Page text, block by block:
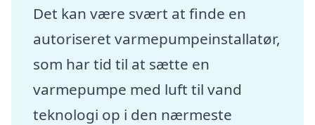
Det kan være svært at finde en
autoriseret varmepumpeinstallatør,
som har tid til at sætte en
varmepumpe med luft til vand
teknologi op i den nærmeste